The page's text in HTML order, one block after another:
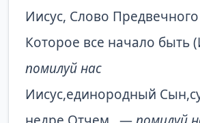
Иисус, Слово
Которое все начало быть
помилуй нас
Иисус,единородный